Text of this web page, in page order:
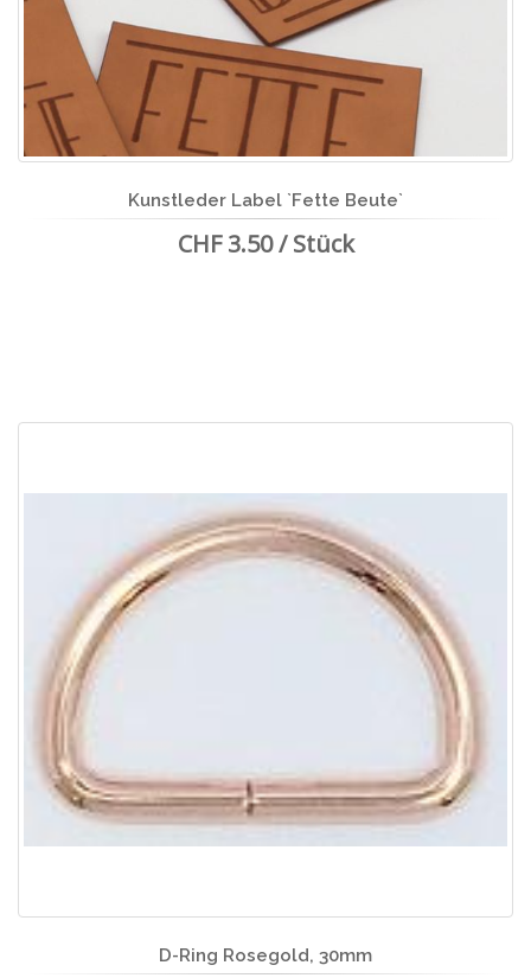
Kunstleder Label `Fette Beute`
CHF 3.50 / Stück
D-Ring Rosegold, 30mm